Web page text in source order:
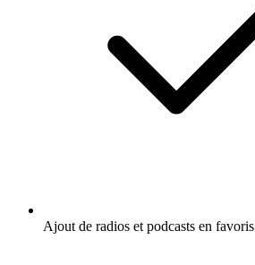
Ajout de radios et podcasts en favoris